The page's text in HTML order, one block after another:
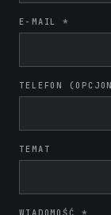
E-MAIL *
TELEFON
TEMAT
WIADOMOŚĆ *